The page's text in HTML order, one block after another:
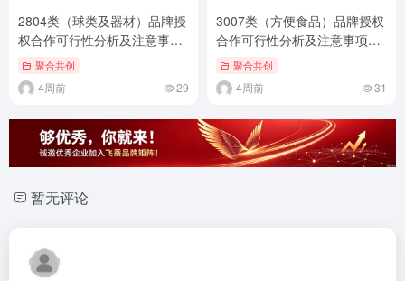
2804类（球类及器材）品牌授
权合作可行性分析及注意事项
（通用标准版）
聚合共创
4周前 29
3007类（方便食品）品牌授权
合作可行性分析及注意事项
（通用标准版）
聚合共创
4周前 31
暂无评论